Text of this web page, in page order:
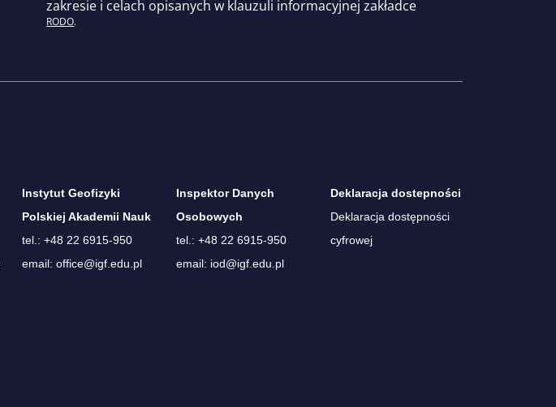
zakresie i celach opisanych w klauzuli informacyjnej zakładce
RODO.
Instytut Geofizyki
Polskiej Akademii Nauk
tel.: +48 22 6915-950
email: office@igf.edu.pl
Inspektor Danych
Osobowych
tel.: +48 22 6915-950
email: iod@igf.edu.pl
Deklaracja dostepności
Deklaracja dostępności
cyfrowej